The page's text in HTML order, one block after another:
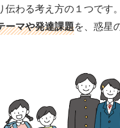
わる考え方の１つです。
ーマや発達課題を、惑星